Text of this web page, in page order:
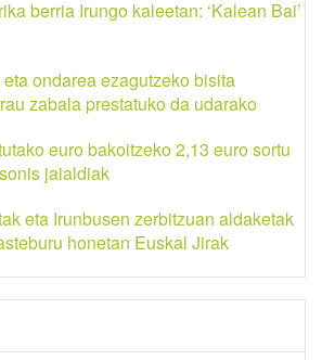
berria Irungo kaleetan: ‘Kalean Bai’
ondarea ezagutzeko bisita
zabala prestatuko da udarako
euro bakoitzeko 2,13 euro sortu
jaialdiak
eta Irunbusen zerbitzuan aldaketak
honetan Euskal Jirak